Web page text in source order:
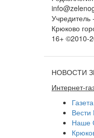
Учредитель
Крюково
16+ ©2010-
НОВОСТИ
Интернет-
Наше